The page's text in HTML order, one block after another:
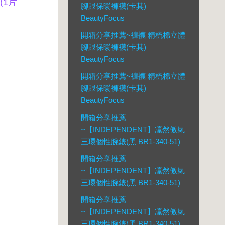
片
腳跟保暖褲襪(卡其)
BeautyFocus
開箱分享推薦~褲襪 精梳棉立體
腳跟保暖褲襪(卡其)
BeautyFocus
開箱分享推薦~褲襪 精梳棉立體
腳跟保暖褲襪(卡其)
BeautyFocus
開箱分享推薦
~【INDEPENDENT】凜然傲氣
三環個性腕錶(黑 BR1-340-51)
開箱分享推薦
~【INDEPENDENT】凜然傲氣
三環個性腕錶(黑 BR1-340-51)
開箱分享推薦
~【INDEPENDENT】凜然傲氣